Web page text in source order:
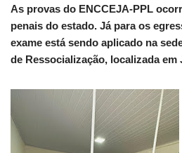
As provas do ENCCEJA-PPL
penais do estado. Já para os
exame está sendo aplicado na
de Ressocialização, localizada em